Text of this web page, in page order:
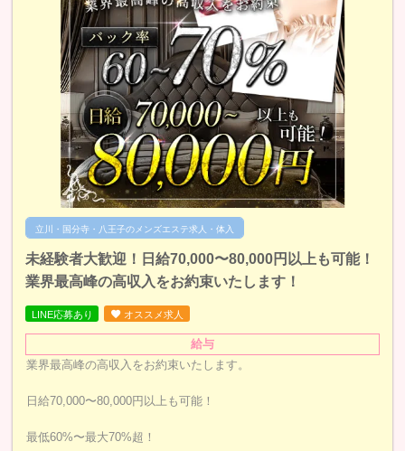
立川・国分寺・八王子のメンズエステ求人・体入
未経験者大歓迎！日給70,000〜80,000円以上も可能！
業界最高峰の高収入をお約束いたします！
LINE応募あり オススメ求人
給与
業界最高峰の高収入をお約束いたします。
日給70,000〜80,000円以上も可能！
最低60%〜最大70%超！